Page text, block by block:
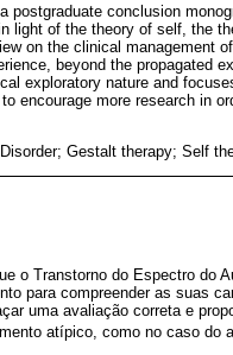
postgraduate conclusion
light of the theory of self, the
on the clinical management
beyond the propagated
exploratory nature and
encourage more research in
Gestalt therapy; Self
o Transtorno do Espectro do
para compreender as suas
uma avaliação correta e
atípico, como no caso do